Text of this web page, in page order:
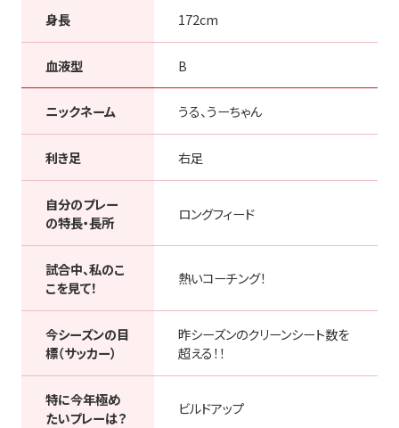
身長 172cm
血液型 B
ニックネーム うる、うーちゃん
利き足 右足
自分のプレー
の特長・長所
ロングフィード
試合中、私のこ
こを見て！
熱いコーチング！
今シーズンの目
標（サッカー）
昨シーズンのクリーンシート数を
超える！！
特に今年極め
たいプレーは？
ビルドアップ